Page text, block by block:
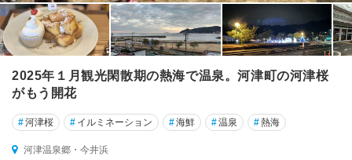
2025年１月観光閑散期の熱海で温泉。河津町の河津桜
がもう開花
#河津桜 # イルミネーション #海鮮 #温泉 #熱海
河津温泉郷・今井浜